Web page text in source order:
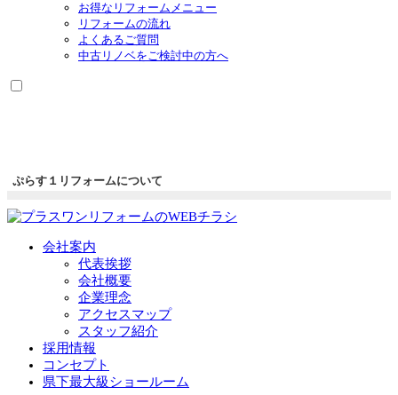
お得なリフォームメニュー
リフォームの流れ
よくあるご質問
中古リノベをご検討中の方へ
ぷらす１リフォームについて
会社案内
代表挨拶
会社概要
企業理念
アクセスマップ
スタッフ紹介
採用情報
コンセプト
県下最大級ショールーム